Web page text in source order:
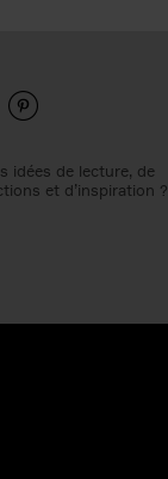
idées de lecture, de
et d’inspiration ?